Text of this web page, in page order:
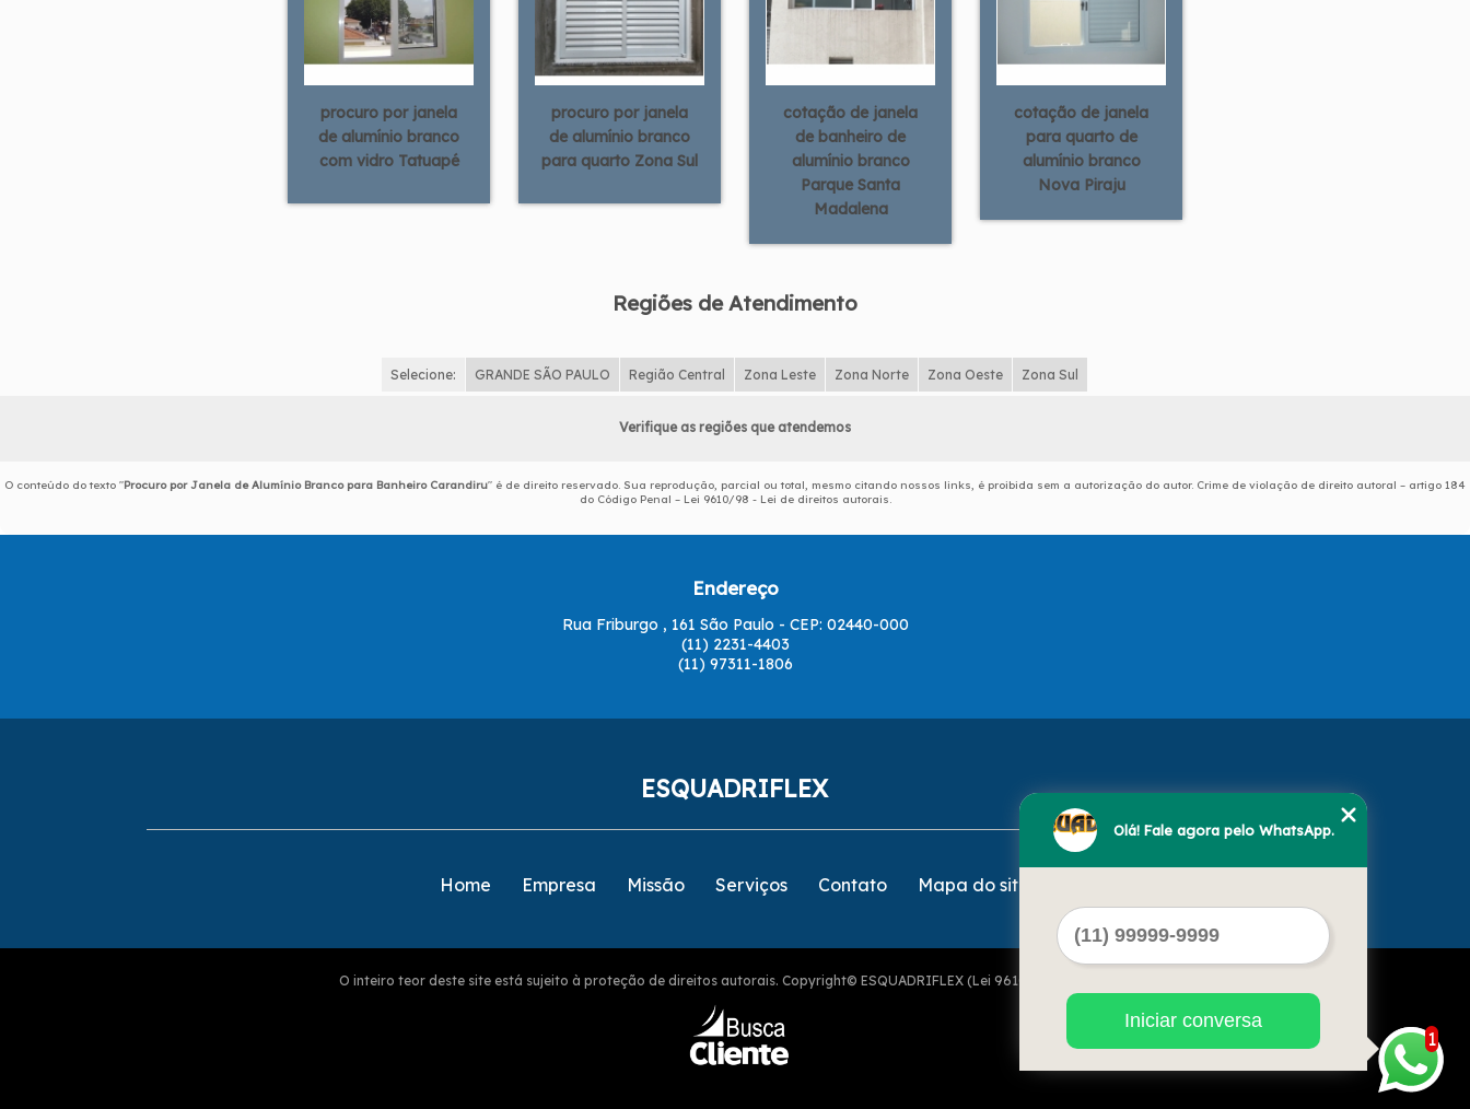
procuro por janela
de alumínio branco
com vidro Tatuapé
procuro por janela
de alumínio branco
para quarto Zona Sul
cotação de janela
de banheiro de
alumínio branco
Parque Santa
Madalena
cotação de janela
para quarto de
alumínio branco
Nova Piraju
Regiões de Atendimento
Selecione: GRANDE SÃO PAULO Região Central Zona Leste Zona Norte Zona Oeste Zona Sul
Verifique as regiões que atendemos
O conteúdo do texto "Procuro por Janela de Alumínio Branco para Banheiro Carandiru" é de direito reservado. Sua reprodução, parcial ou total, mesmo citando nossos links, é proibida sem a autorização do autor. Crime de violação de direito autoral – artigo 184
do Código Penal – Lei 9610/98 - Lei de direitos autorais.
Endereço
Rua Friburgo , 161 São Paulo - CEP: 02440-000
(11) 2231-4403
(11) 97311-1806
ESQUADRIFLEX
Home Empresa Missão Serviços Contato Mapa do site
O inteiro teor deste site está sujeito à proteção de direitos autorais. Copyright© ESQUADRIFLEX (Lei 9610 de 19/02/1998)
1
Olá! Fale agora pelo WhatsApp.
Iniciar conversa